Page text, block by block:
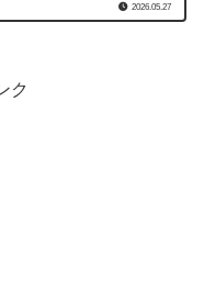
2026.05.27
ク